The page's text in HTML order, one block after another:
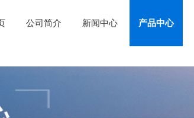
公司简介 新闻中心 产品中心